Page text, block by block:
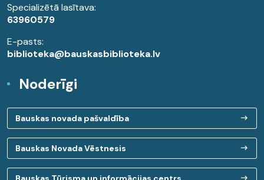
Specializētā lasītava:
63960579
E-pasts:
biblioteka@bauskasbiblioteka.lv
Noderīgi
Bauskas novada pašvaldība
Bauskas Novada Vēstnesis